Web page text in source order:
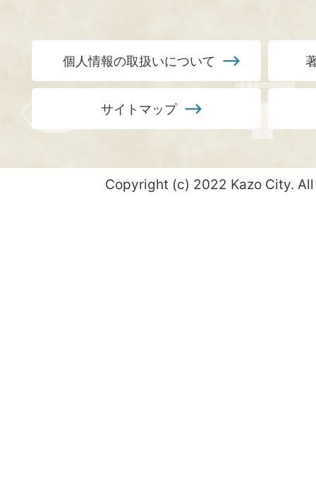
個人情報の取扱いについて
サイトマップ
Copyright (c) 2022 Kazo City.